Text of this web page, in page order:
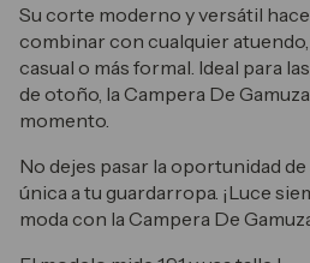
Su corte moderno y versátil hace
combinar con cualquier
casual o más formal. Ideal para
de otoño, la Campera De
momento.
No dejes pasar la oportunidad
única a tu guardarropa. ¡Luce
moda con la Campera De